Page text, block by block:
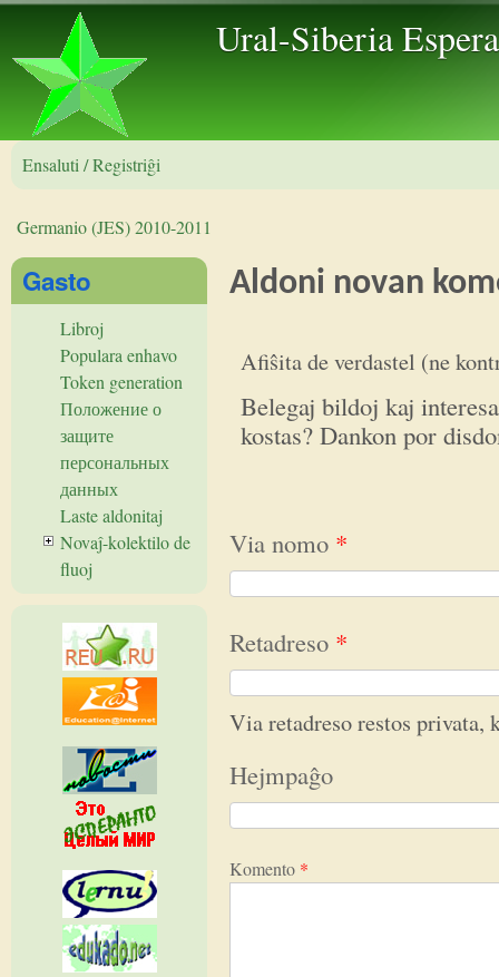
Ural-Siberia
Ensaluti / Registriĝi
Vi estas ĉi tie
Germanio (JES) 2010-2011
Aldoni novan
Belegaj bildoj kaj interesa
Afiŝita deverdastel (ne
Belegaj bildoj kaj
kostas? Dankon por
Via nomo *
Retadreso *
Via retadreso restos privata,
Hejmpaĝo
Komento *
Gasto
Libroj
Populara enhavo
Token generation
Положение о
защите
персональных
данных
Laste aldonitaj
Novaĵ-kolektilo de
fluoj